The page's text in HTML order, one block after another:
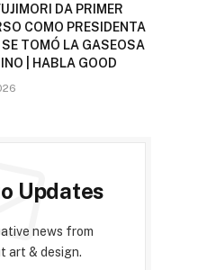
DA PRIMER
COMO PRESIDENTA
SE TOMÓ LA GASEOSA
| HABLA GOOD
Updates
news from
art & design.